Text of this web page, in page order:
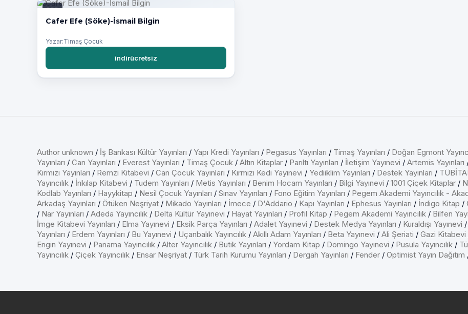
PDF
Cafer Efe (Söke)-İsmail Bilgin
Yazar:Timaş Çocuk
indirücretsiz
Author unknown / İş Bankası Kültür Yayınları / Yapı Kredi Yayınları / Pegasus Yayınları / Timaş Yayınları / Doğan Egmont
Yayınları / Can Yayınları / Everest Yayınları / Timaş Çocuk / Altın Kitaplar / Parıltı Yayınları / İletişim Yayınevi / Artemis Yayınları
Kırmızı Yayınları / Remzi Kitabevi / Can Çocuk Yayınları / Kırmızı Kedi Yayınevi / Yediiklim Yayınları / Destek Yayınları /
Yayıncılık / İnkılap Kitabevi / Tudem Yayınları / Metis Yayınları / Benim Hocam Yayınları / Bilgi Yayınevi / 1001 Çiçek Kitaplar /
Kodlab Yayınları / Hayykitap / Nesil Çocuk Yayınları / Sınav Yayınları / Fono Eğitim Yayınları / Pegem Akademi Yayıncılık -
Arkadaş Yayınları / Ötüken Neşriyat / Mikado Yayınları / İmece / D'Addario / Kapı Yayınları / Ephesus Yayınları / İndigo Kitap /
/ Nar Yayınları / Adeda Yayıncılık / Delta Kültür Yayınevi / Hayat Yayınları / Profil Kitap / Pegem Akademi Yayıncılık / Bilfen
İmge Kitabevi Yayınları / Elma Yayınevi / Eksik Parça Yayınları / Adalet Yayınevi / Destek Medya Yayınları / Kuraldışı Yayınevi /
Yayınları / Erdem Yayınları / Bu Yayınevi / Uçanbalık Yayıncılık / Akıllı Adam Yayınları / Beta Yayınevi / Ali Şeriati / Gazi Kitabevi
Engin Yayınevi / Panama Yayıncılık / Alter Yayıncılık / Butik Yayınları / Yordam Kitap / Domingo Yayınevi / Pusula Yayıncılık /
Yayıncılık / Çiçek Yayıncılık / Ensar Neşriyat / Türk Tarih Kurumu Yayınları / Dergah Yayınları / Fender / Optimist Yayın Dağıtım